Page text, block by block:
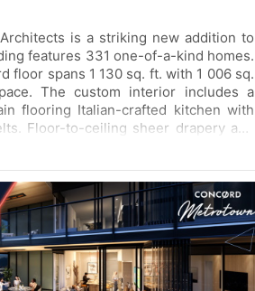
features 331 one-of-a-kind homes.
The custom interior includes a
building excels in
pool & gym. 1 Parking Stall 1 Storage 1 Bicycle Storage 1 Bike Loop